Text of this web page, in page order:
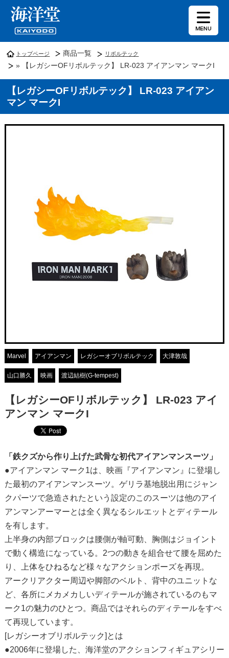
トップページ 商品一覧 リボルテック
» 【レガシーOFリボルテック】 LR-023 アイアンマン マークI
【レガシーOFリボルテック】 LR-023 アイアン
マン マークI
Marvel アイアンマン レガシーオブリボルテック 大津敦哉
山口勝久 映画 渡辺結樹(G-tempest)
【レガシーOFリボルテック】 LR-023 アイ
アンマン マークI
「鉄クズから作り上げた武骨な初代アイアンマンスーツ」
●アイアンマン マーク1は、映画『アイアンマン』に登場し
た最初のアイアンマンスーツ。ゲリラ基地脱出用にジャン
クパーツで急造されたという設定のこのスーツは他のアイ
アンマンアーマーとは全く異なるシルエットとディテール
を有します。
上半身の内部ブロックは腰側が軸可動、胸側はジョイント
で動く構造になっている。2つの動きを組合せて腰を屈めた
り、上体をひねるなど様々なアクションポーズを再現。
アークリアクター周辺や脚部のベルト、背中のユニットな
ど、各所にメカメカしいディテールが施されているのもマ
ーク1の魅力のひとつ。商品ではそれらのディテールをすべ
て再現しています。
[レガシーオブリボルテック]とは
●2006年に登場した、海洋堂のアクションフィギュアシリー